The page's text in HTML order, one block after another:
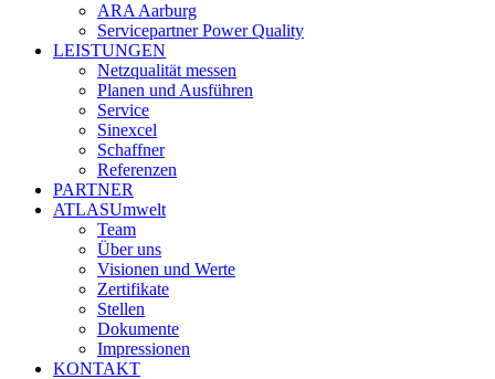
ARA Aarburg
Servicepartner Power Quality
LEISTUNGEN
Netzqualität messen
Planen und Ausführen
Service
Sinexcel
Schaffner
Referenzen
PARTNER
ATLASUmwelt
Team
Über uns
Visionen und Werte
Zertifikate
Stellen
Dokumente
Impressionen
KONTAKT